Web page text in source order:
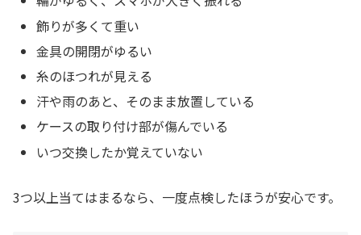
飾りが多くて重い
金具の開閉がゆるい
糸のほつれが見える
汗や雨のあと、そのまま放置している
ケースの取り付け部が傷んでいる
いつ交換したか覚えていない
3つ以上当てはまるなら、一度点検したほうが安心です。